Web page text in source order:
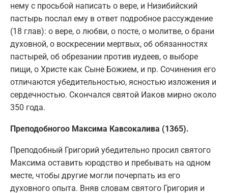
нему с просьбой написать о вере, и Низибийский
пастырь послал ему в ответ подробное рассуждение
(18 глав): о вере, о любви, о посте, о молитве, о брани
духовной, о воскресении мертвых, об обязанностях
пастырей, об обрезании против иудеев, о выборе
пищи, о Христе как Сыне Божием, и пр. Сочинения его
отличаются убедительностью, ясностью изложения и
сердечностью. Скончался святой Иаков мирно около
350 года.
Преподобногоо Максима Кавсокалива (1365).
Преподобный Григорий убедительно просил святого
Максима оставить юродство и пребывать на одном
месте, чтобы другие могли почерпать из его
духовного опыта. Вняв словам святого Григория и